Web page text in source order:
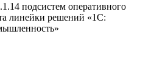
подсистем оперативного
линейки решений «1С: